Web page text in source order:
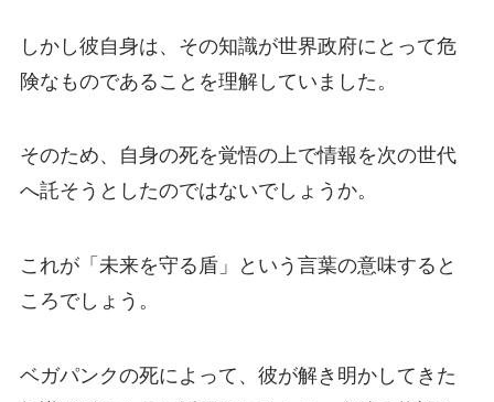
しかし彼自身は、その知識が世界政府にとって危
険なものであることを理解していました。
そのため、自身の死を覚悟の上で情報を次の世代
へ託そうとしたのではないでしょうか。
これが「未来を守る盾」という言葉の意味すると
ころでしょう。
ベガパンクの死によって、彼が解き明かしてきた